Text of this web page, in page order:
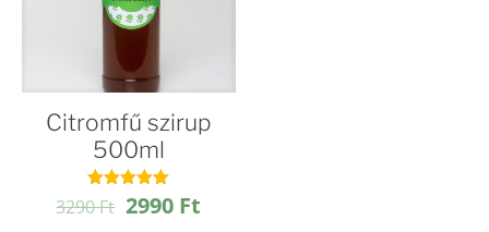
Citromfű szirup
500ml
Értékelés:
4.95
3290Ft Original
2990 Ft